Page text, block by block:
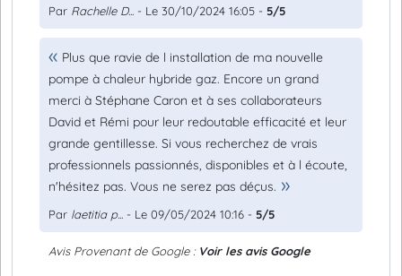
Par Rachelle D... - Le 30/10/2024 16:05 - 5/5
Plus que ravie de l installation de ma nouvelle
pompe à chaleur hybride gaz. Encore un grand
merci à Stéphane Caron et à ses collaborateurs
David et Rémi pour leur redoutable efficacité et leur
grande gentillesse. Si vous recherchez de vrais
professionnels passionnés, disponibles et à l écoute,
n'hésitez pas. Vous ne serez pas déçus.
Par laetitia p... - Le 09/05/2024 10:16 - 5/5
Avis Provenant de Google : Voir les avis Google